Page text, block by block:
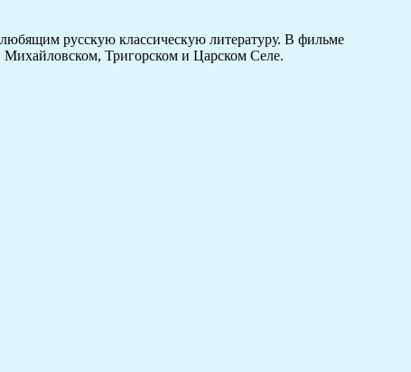
русскую классическую литературу. В фильме
Михайловском, Тригорском и Царском Селе.